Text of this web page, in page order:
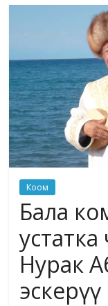
Коом
Бала
устатка
Нурак
эскерүү